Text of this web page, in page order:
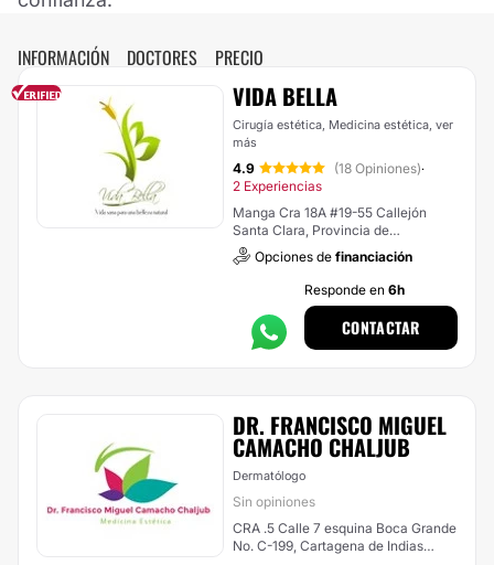
INFORMACIÓN DOCTORES PRECIO
VIDA BELLA
Cirugía estética, Medicina estética, ver
más
4.9 (18 Opiniones)·
2 Experiencias
Manga Cra 18A #19-55 Callejón
Santa Clara, Provincia de
Cartagena, Bolivar, Colombia,
Cartagena de Indias (Localidad
Industrial De La Bahía)
Opciones de financiación
Responde en 6h
CONTACTAR
DR. FRANCISCO MIGUEL
CAMACHO CHALJUB
Dermatólogo
Sin opiniones
CRA .5 Calle 7 esquina Boca Grande
No. C-199, Cartagena de Indias